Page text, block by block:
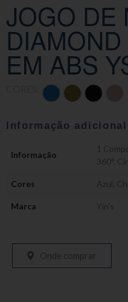
JOGO DE
EM ABS
Informação adicional
Informação
1
360°,
Cores Azul
Marca Yin's
Onde comprar